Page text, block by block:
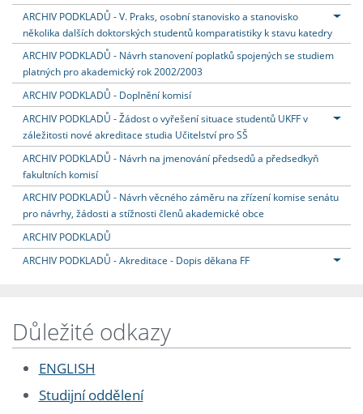
ARCHIV PODKLADŮ - V. Praks, osobní stanovisko a stanovisko
několika dalších doktorských studentů komparatistiky k stavu katedry
ARCHIV PODKLADŮ - Návrh stanovení poplatků spojených se studiem
platných pro akademický rok 2002/2003
ARCHIV PODKLADŮ - Doplnění komisí
ARCHIV PODKLADŮ - Žádost o vyřešení situace studentů UKFF v
záležitosti nové akreditace studia Učitelství pro SŠ
ARCHIV PODKLADŮ - Návrh na jmenování předsedů a předsedkyň
fakultních komisí
ARCHIV PODKLADŮ - Návrh věcného záměru na zřízení komise senátu
pro návrhy, žádosti a stížnosti členů akademické obce
ARCHIV PODKLADŮ
ARCHIV PODKLADŮ - Akreditace - Dopis děkana FF
Důležité odkazy
ENGLISH
Studijní oddělení